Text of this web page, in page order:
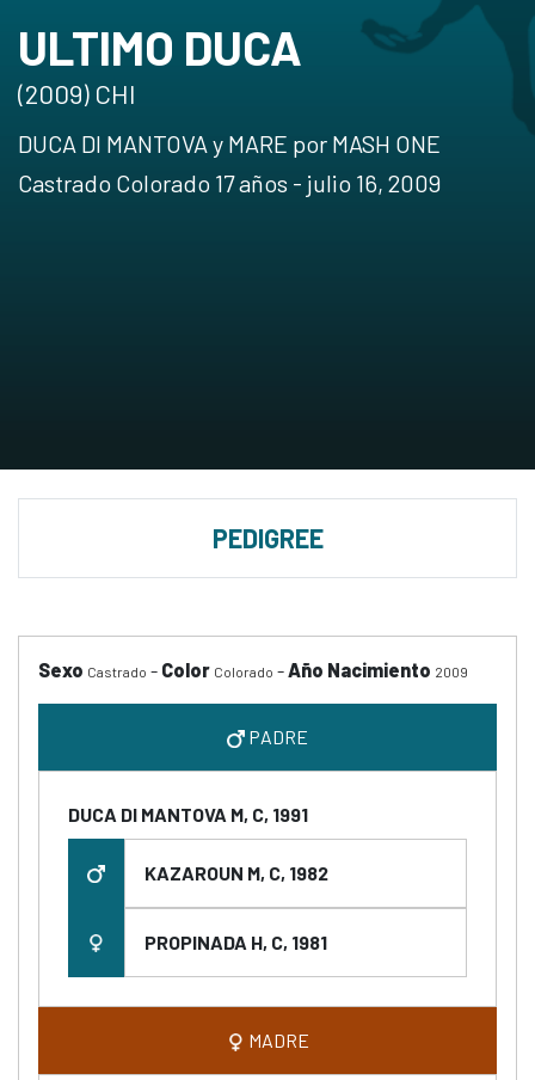
ULTIMO DUCA
(2009) CHI
DUCA DI MANTOVA y MARE por MASH ONE
Castrado Colorado 17 años - julio 16, 2009
PEDIGREE
Sexo Castrado - Color Colorado -Año Nacimiento 2009
PADRE
DUCA DI MANTOVA M, C, 1991
KAZAROUN M, C, 1982
PROPINADA H, C, 1981
MADRE